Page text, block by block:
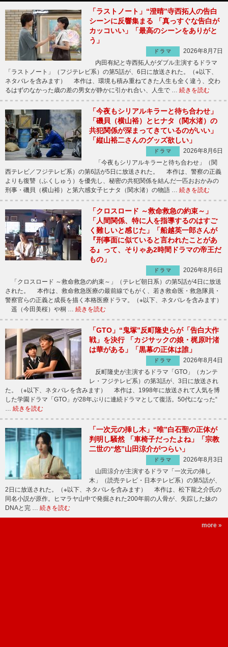
「ラストノート」“澄晴”寺西拓人の告白
シーンに反響集まる 「真っすぐな告白が
カッコいい」「最高のシーンをありがと
う」
ドラマ
2026年8月7日
内田有紀と寺西拓人がダブル主演するドラマ
「ラストノート」（フジテレビ系）の第5話が、6日に放送された。（※以下、
ネタバレを含みます） 本作は、環境も積み重ねてきた人生も全く違う、交わ
るはずのなかった歳の差の男女が静かに引かれ合い、人生で … 続きを読む
「今夜もシリアルキラーと待ち合わせ」
「磯貝（横山裕）とヒナタ（関水渚）の
共犯関係が深まってきているのがいい」
「縦山裕二さんのグッズ欲しい」
ドラマ
2026年8月6日
「今夜もシリアルキラーと待ち合わせ」（関
西テレビ／フジテレビ系）の第6話が5日に放送された。 本作は、警察の正義
よりも復讐（ふくしゅう）を優先し、秘密の共犯関係を結んだ一匹おおかみの
刑事・磯貝（横山裕）と第六感女子ヒナタ（関水渚）の物語 … 続きを読む
「クロスロード ～救命救急の約束～」
「人間関係、特に人を指導するのはすご
く難しいと感じた」「船越英一郎さんが
『刑事面に似ていると言われたことがあ
る』って、そりゃあ2時間ドラマの帝王だ
もの」
ドラマ
2026年8月6日
「クロスロード ～救命救急の約束～」（テレビ朝日系）の第5話が4日に放送
された。 本作は、救命救急医療の最前線でもがく、若き救命医・救急隊員・
警察官らの正義と成長を描く本格医療ドラマ。（※以下、ネタバレを含みます）
遥（今田美桜）や桐 … 続きを読む
「GTO」“鬼塚”反町隆史らが「告白大作
戦」を決行 「カジサックの娘・梶原叶渚
は華がある」「黒幕の正体は誰」
ドラマ
2026年8月4日
反町隆史が主演するドラマ「GTO」（カンテ
レ・フジテレビ系）の第3話が、3日に放送され
た。（※以下、ネタバレを含みます） 本作は、1998年に放送されて人気を博
した学園ドラマ「GTO」が28年ぶりに連続ドラマとして復活。50代になった“
続きを読む
「一次元の挿し木」“唯”白石聖の正体が
判明し騒然 「車椅子だったよね」「宗教
二世の“悠”山田涼介がつらい」
ドラマ
2026年8月3日
山田涼介が主演するドラマ「一次元の挿し
木」（読売テレビ・日本テレビ系）の第5話が、
2日に放送された。（※以下、ネタバレを含みます） 本作は、松下龍之介氏の
同名小説が原作。ヒマラヤ山中で発掘された200年前の人骨が、失踪した妹の
DNAと完 … 続きを読む
more »